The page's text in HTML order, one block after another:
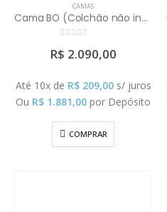
CAMAS
Cama BO (Colchão não incluso, cama auxiliar não inclusa)
R$ 2.090,00
Até 10x de R$209,00 s/ juros
Ou R$ 1.881,00 por Depósito
COMPRAR